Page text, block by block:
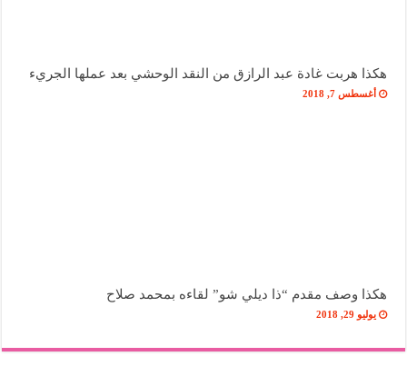
هكذا هربت غادة عبد الرازق من النقد الوحشي بعد عملها الجريء
أغسطس 7, 2018
هكذا وصف مقدم “ذا ديلي شو” لقاءه بمحمد صلاح
يوليو 29, 2018